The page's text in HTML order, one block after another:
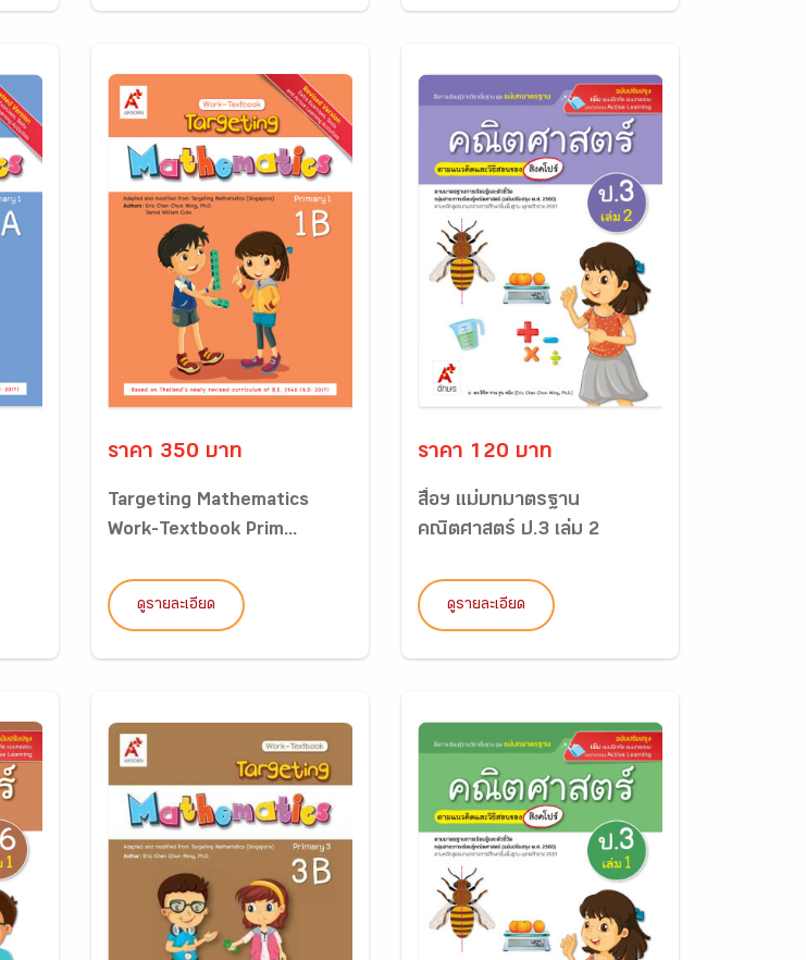
ราคา 350 บาท
Targeting Mathematics
Work-Textbook Prim...
ดูรายละเอียด
ราคา 120 บาท
สื่อฯ แม่บทมาตรฐาน
คณิตศาสตร์ ป.3 เล่ม 2
ดูรายละเอียด